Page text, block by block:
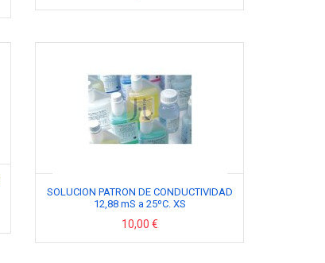
SOLUCION PATRON DE CONDUCTIVIDAD
12,88 mS a 25ºC. XS
10,00 €